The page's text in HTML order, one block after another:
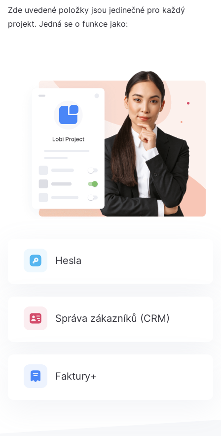
Zde uvedené položky jsou jedinečné pro každý
projekt. Jedná se o funkce jako:
Hesla
Správa zákazníků (CRM)
Faktury+